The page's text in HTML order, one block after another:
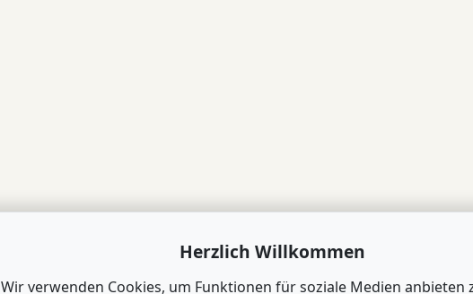
Herzlich Willkommen
Wir verwenden Cookies, um Funktionen für soziale Medien anbieten